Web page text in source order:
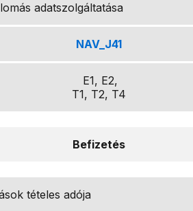
adatszolgáltatása
NAV_J41
E1, E2,
T1, T2, T4
Befizetés
tételes adója